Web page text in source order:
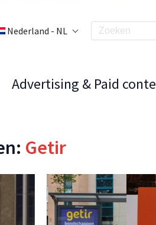
Nederland - NL
Advertising & Paid
Getir